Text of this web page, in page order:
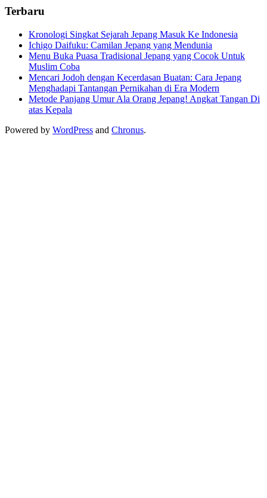
Terbaru
Kronologi Singkat Sejarah Jepang Masuk Ke Indonesia
Ichigo Daifuku: Camilan Jepang yang Mendunia
Menu Buka Puasa Tradisional Jepang yang Cocok Untuk
Muslim Coba
Mencari Jodoh dengan Kecerdasan Buatan: Cara Jepang
Menghadapi Tantangan Pernikahan di Era Modern
Metode Panjang Umur Ala Orang Jepang! Angkat Tangan Di
atas Kepala
Powered by WordPress and Chronus.